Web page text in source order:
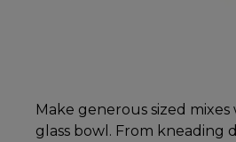
Make generous sized
glass bowl. From kneading